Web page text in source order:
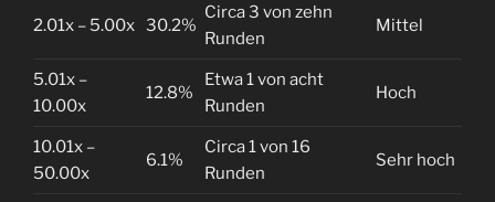
2.01x – 5.00x 30.2%
Circa 3 von zehn
Runden
Mittel
5.01x –
10.00x
12.8%
Etwa 1 von acht
Runden
Hoch
10.01x –
50.00x
6.1%
Circa 1 von 16
Runden
Sehr hoch